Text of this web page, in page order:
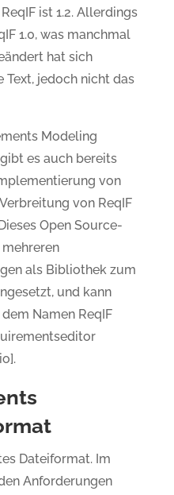
ist 1.2. Allerdings
1.0, was manchmal
hat sich
jedoch nicht das
Modeling
es auch bereits
von
von ReqIF
Open Source-
als Bibliothek zum
und kann
Namen ReqIF
Dateiformat. Im
Anforderungen